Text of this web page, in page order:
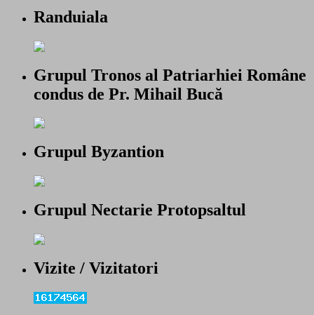
Randuiala
Grupul Tronos al Patriarhiei Române
condus de Pr. Mihail Bucă
Grupul Byzantion
Grupul Nectarie Protopsaltul
Vizite / Vizitatori